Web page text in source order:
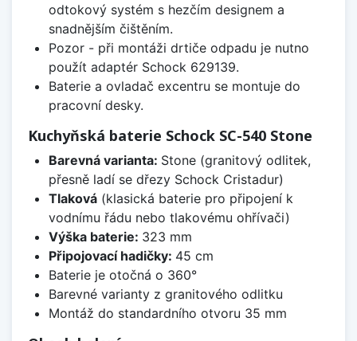
odtokový systém s hezčím designem a
snadnějším čištěním.
Pozor - při montáži drtiče odpadu je nutno
použít adaptér Schock 629139.
Baterie a ovladač excentru se montuje do
pracovní desky.
Kuchyňská baterie Schock SC-540 Stone
Barevná varianta: Stone (granitový odlitek,
přesně ladí se dřezy Schock Cristadur)
Tlaková(klasická baterie pro připojení k
vodnímu řádu nebo tlakovému ohřívači)
Výška baterie: 323 mm
Připojovací hadičky: 45 cm
Baterie je otočná o 360°
Barevné varianty z granitového odlitku
Montáž do standardního otvoru 35 mm